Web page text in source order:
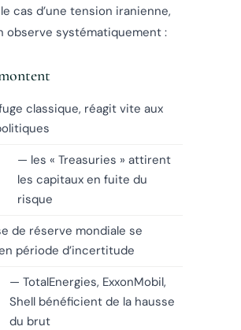
cas d’une tension iranienne,
observe systématiquement :
classique, réagit vite aux
— les « Treasuries » attirent
les capitaux en fuite du
risque
de réserve mondiale se
période d’incertitude
— TotalEnergies, ExxonMobil,
Shell bénéficient de la hausse
du brut